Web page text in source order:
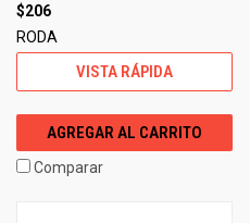
$206
RODA
VISTA RÁPIDA
AGREGAR AL CARRITO
Comparar